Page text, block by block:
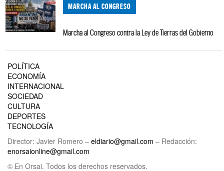
MARCHA AL CONGRESO
Marcha al Congreso contra la Ley de Tierras del Gobierno
POLÍTICA
ECONOMÍA
INTERNACIONAL
SOCIEDAD
CULTURA
DEPORTES
TECNOLOGÍA
Director: Javier Romero – eldiario@gmail.com – Redacción:
enorsaionline@gmail.com
© En Orsai. Todos los derechos reservados.